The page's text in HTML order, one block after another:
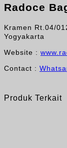
Radoce
Kramen Rt.04/
Yogyakarta
Website :
Contact :
Produk Terkait